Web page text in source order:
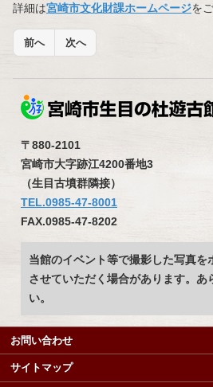
詳細は宮崎市文化財課ホームページを
前へ 次へ
〒880-2101
宮崎市大字跡江4200番地3
（生目古墳群隣接）
TEL.0985-47-8001
FAX.0985-47-8202
当館のイベント等で撮影した写真を
させていただく場合があります。あ
い。
お問い合わせ
サイトマップ